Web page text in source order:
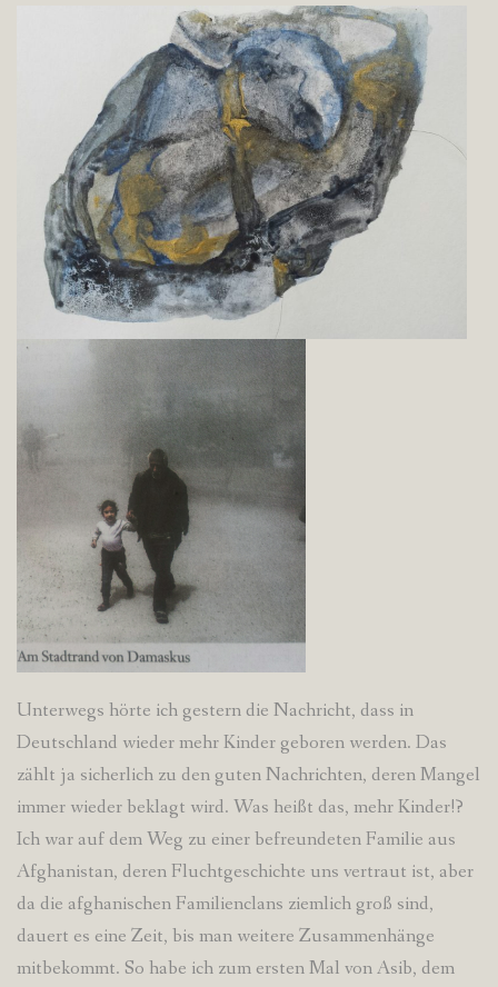
Unterwegs hörte ich gestern die Nachricht, dass in
Deutschland wieder mehr Kinder geboren werden. Das
zählt ja sicherlich zu den guten Nachrichten, deren Mangel
immer wieder beklagt wird. Was heißt das, mehr Kinder!?
Ich war auf dem Weg zu einer befreundeten Familie aus
Afghanistan, deren Fluchtgeschichte uns vertraut ist, aber
da die afghanischen Familienclans ziemlich groß sind,
dauert es eine Zeit, bis man weitere Zusammenhänge
mitbekommt. So habe ich zum ersten Mal von Asib, dem